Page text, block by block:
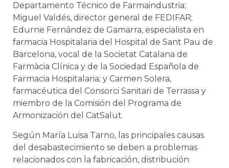
Departamento Técnico de Farmaindustria;
Miguel Valdés, director general de FEDIFAR;
Edurne Fernández de Gamarra, especialista en
farmacia Hospitalaria del Hospital de Sant Pau de
Barcelona, vocal de la Societat Catalana de
Farmàcia Clínica y de la Sociedad Española de
Farmacia Hospitalaria; y Carmen Solera,
farmacéutica del Consorci Sanitari de Terrassa y
miembro de la Comisión del Programa de
Armonización del CatSalut.
Según María Luisa Tarno, las principales causas
del desabastecimiento se deben a problemas
relacionados con la fabricación, distribución